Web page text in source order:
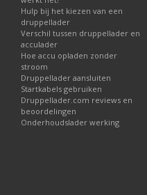
Hulp bij het kiezen van een
druppellader
Verschil tussen druppellader en
acculader
Hoe accu opladen zonder
stroom
Druppellader aansluiten
Startkabels gebruiken
Druppellader.com reviews en
beoordelingen
Onderhoudslader werking